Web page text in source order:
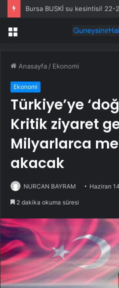
Menü
Anasayfa / Ekonomi
Ekonomi
Türkiye’ye
Kritik ziyaret
Milyarlarca
akacak
NURCAN BAYRAM Haziran
2 dakika okuma süresi